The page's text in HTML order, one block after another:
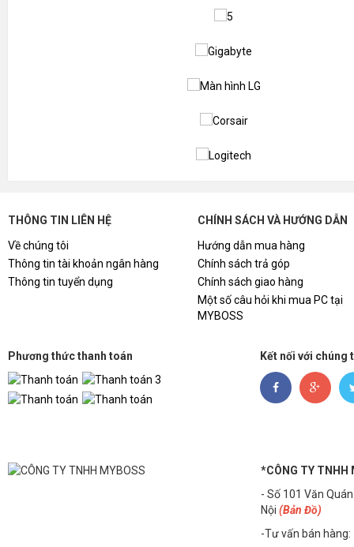
THÔNG TIN LIÊN HỆ
Về chúng tôi
Thông tin tài khoản ngân hàng
Thông tin tuyển dụng
CHÍNH SÁCH VÀ HƯỚNG DẪN
Hướng dẫn mua hàng
Chính sách trả góp
Chính sách giao hàng
Một số câu hỏi khi mua PC tại
MYBOSS
Phương thức thanh toán Kết nối với chúng
*CÔNG TY TNHH
- Số 101 Văn
Nội (Bản Đồ)
-Tư vấn bán hàng: